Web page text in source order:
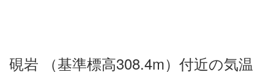
硯岩 （基準標高308.4m）付近の気温